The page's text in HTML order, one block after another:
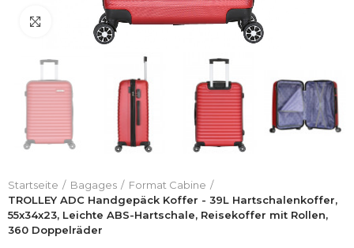
Click to enlarge
Startseite Bagages
Format Cabine
TROLLEY ADC Handgepäck Koffer - 39L Hartschalenkoffer,
55x34x23, Leichte ABS-Hartschale, Reisekoffer mit Rollen,
360 Doppelräder